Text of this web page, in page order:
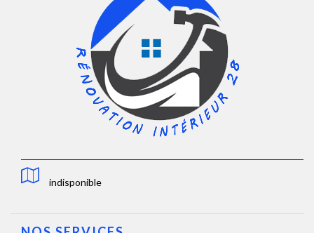
indisponible